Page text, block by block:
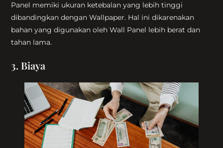
Panel memiki ukuran ketebalan yang lebih tinggi
dibandingkan dengan Wallpaper. Hal ini dikarenakan
bahan yang digunakan oleh Wall Panel lebih berat dan
tahan lama.
3. Biaya